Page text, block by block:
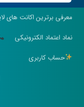
معرفی برترین اکانت های
نماد اعتماد الکترونیکی
حساب کاربری